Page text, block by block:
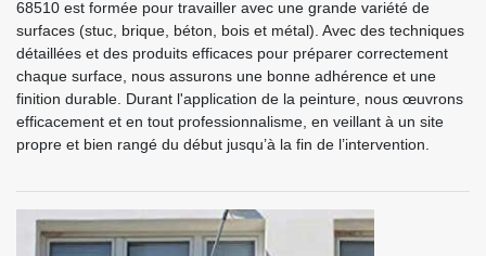
68510 est formée pour travailler avec une grande variété de
surfaces (stuc, brique, béton, bois et métal). Avec des techniques
détaillées et des produits efficaces pour préparer correctement
chaque surface, nous assurons une bonne adhérence et une
finition durable. Durant l'application de la peinture, nous œuvrons
efficacement et en tout professionnalisme, en veillant à un site
propre et bien rangé du début jusqu’à la fin de l’intervention.